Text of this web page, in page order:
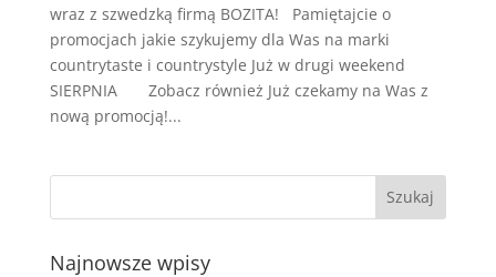
wraz z szwedzką firmą BOZITA! Pamiętajcie o
promocjach jakie szykujemy dla Was na marki
countrytaste i countrystyle Już w drugi weekend
SIERPNIA Zobacz również Już czekamy na Was z
nową promocją!...
Najnowsze wpisy